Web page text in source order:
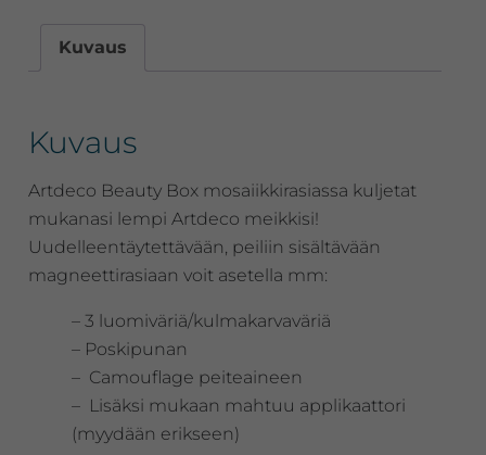
Kuvaus
Kuvaus
Artdeco Beauty Box mosaiikkirasiassa kuljetat
mukanasi lempi Artdeco meikkisi!
Uudelleentäytettävään, peiliin sisältävään
magneettirasiaan voit asetella mm:
– 3 luomiväriä/kulmakarvaväriä
– Poskipunan
– Camouflage peiteaineen
– Lisäksi mukaan mahtuu applikaattori
(myydään erikseen)